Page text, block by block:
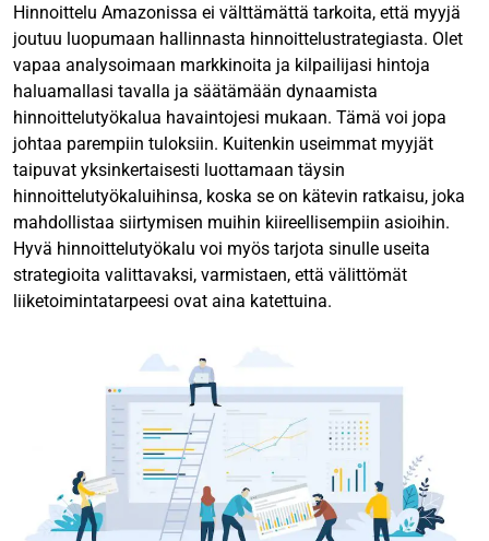
Hinnoittelu Amazonissa ei välttämättä tarkoita, että myyjä
joutuu luopumaan hallinnasta hinnoittelustrategiasta. Olet
vapaa analysoimaan markkinoita ja kilpailijasi hintoja
haluamallasi tavalla ja säätämään dynaamista
hinnoittelutyökalua havaintojesi mukaan. Tämä voi jopa
johtaa parempiin tuloksiin. Kuitenkin useimmat myyjät
taipuvat yksinkertaisesti luottamaan täysin
hinnoittelutyökaluihinsa, koska se on kätevin ratkaisu, joka
mahdollistaa siirtymisen muihin kiireellisempiin asioihin.
Hyvä hinnoittelutyökalu voi myös tarjota sinulle useita
strategioita valittavaksi, varmistaen, että välittömät
liiketoimintatarpeesi ovat aina katettuina.